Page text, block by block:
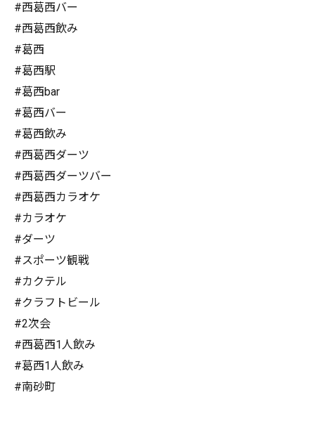
#西葛西バー
#西葛西飲み
#葛西
#葛西駅
#葛西bar
#葛西バー
#葛西飲み
#西葛西ダーツ
#西葛西ダーツバー
#西葛西カラオケ
#カラオケ
#ダーツ
#スポーツ観戦
#カクテル
#クラフトビール
#2次会
#西葛西1人飲み
#葛西1人飲み
#南砂町